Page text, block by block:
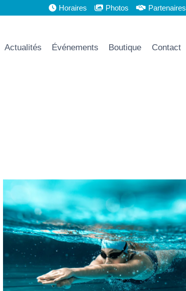
Horaires Photos Partenaires
Actualités Événements Boutique Contact